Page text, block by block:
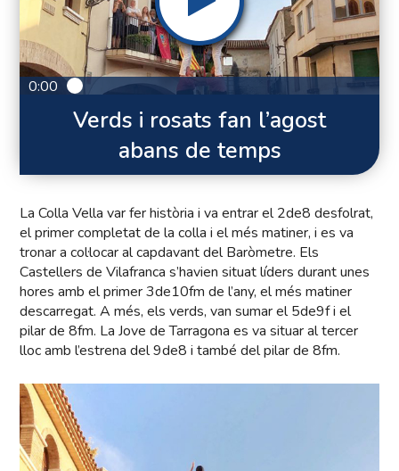
0:00
Verds i rosats fan l’agost
abans de temps
La Colla Vella var fer història i va entrar el 2de8 desfolrat,
el primer completat de la colla i el més matiner, i es va
tronar a col·locar al capdavant del Baròmetre. Els
Castellers de Vilafranca s’havien situat líders durant unes
hores amb el primer 3de10fm de l’any, el més matiner
descarregat. A més, els verds, van sumar el 5de9f i el
pilar de 8fm. La Jove de Tarragona es va situar al tercer
lloc amb l’estrena del 9de8 i també del pilar de 8fm.